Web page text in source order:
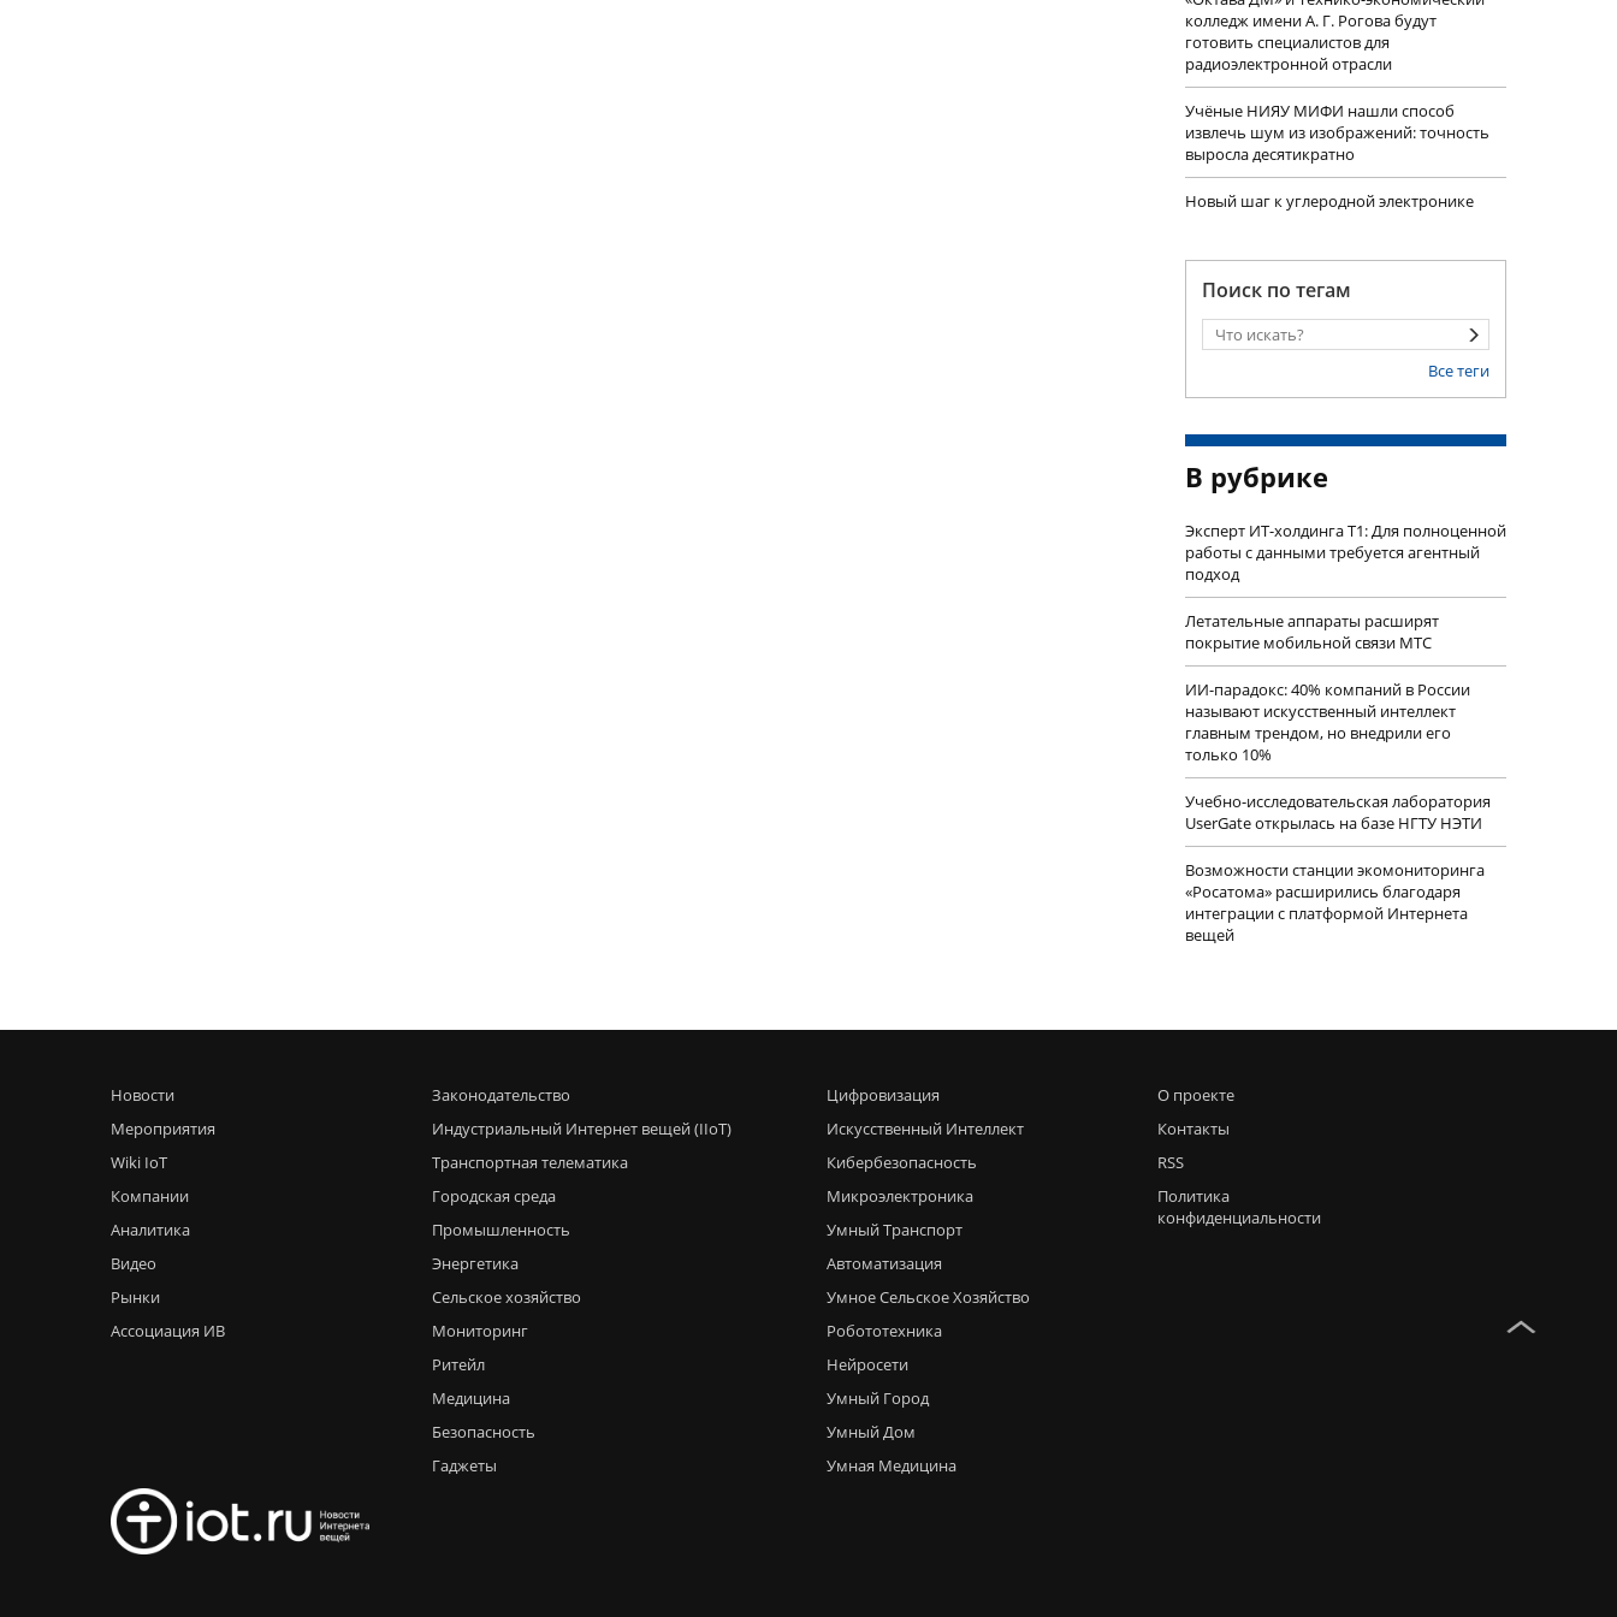
колледж имени А. Г. Рогова будут
готовить специалистов для
радиоэлектронной отрасли
Учëные НИЯУ МИФИ нашли способ
извлечь шум из изображений: точность
выросла десятикратно
Новый шаг к углеродной электронике
Поиск по тегам
Все теги
В рубрике
Эксперт ИТ-холдинга Т1: Для полноценной
работы с данными требуется агентный
подход
Летательные аппараты расширят
покрытие мобильной связи МТС
ИИ-парадокс: 40% компаний в России
называют искусственный интеллект
главным трендом, но внедрили его
только 10%
Учебно-исследовательская лаборатория
UserGate открылась на базе НГТУ НЭТИ
Возможности станции экомониторинга
«Росатома» расширились благодаря
интеграции с платформой Интернета
вещей
Новости
Мероприятия
Wiki IoT
Компании
Аналитика
Видео
Рынки
Ассоциация ИВ
Законодательство
Индустриальный Интернет вещей (IIoT)
Транспортная телематика
Городская среда
Промышленность
Энергетика
Сельское хозяйство
Мониторинг
Ритейл
Медицина
Безопасность
Гаджеты
Цифровизация
Искусственный Интеллект
Кибербезопасность
Микроэлектроника
Умный Транспорт
Автоматизация
Умное Сельское Хозяйство
Робототехника
Нейросети
Умный Город
Умный Дом
Умная Медицина
О проекте
Контакты
RSS
Политика
конфиденциальности